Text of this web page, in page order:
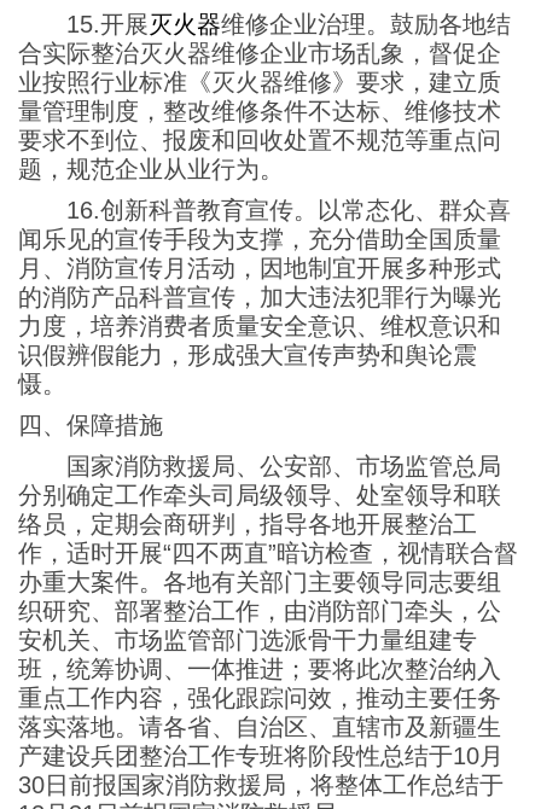
15.开展灭火器维修企业治理。鼓励各地结
合实际整治灭火器维修企业市场乱象，督促企
业按照行业标准《灭火器维修》要求，建立质
量管理制度，整改维修条件不达标、维修技术
要求不到位、报废和回收处置不规范等重点问
题，规范企业从业行为。
16.创新科普教育宣传。以常态化、群众喜
闻乐见的宣传手段为支撑，充分借助全国质量
月、消防宣传月活动，因地制宜开展多种形式
的消防产品科普宣传，加大违法犯罪行为曝光
力度，培养消费者质量安全意识、维权意识和
识假辨假能力，形成强大宣传声势和舆论震
慑。
四、保障措施
国家消防救援局、公安部、市场监管总局
分别确定工作牵头司局级领导、处室领导和联
络员，定期会商研判，指导各地开展整治工
作，适时开展“四不两直”暗访检查，视情联合督
办重大案件。各地有关部门主要领导同志要组
织研究、部署整治工作，由消防部门牵头，公
安机关、市场监管部门选派骨干力量组建专
班，统筹协调、一体推进；要将此次整治纳入
重点工作内容，强化跟踪问效，推动主要任务
落实落地。请各省、自治区、直辖市及新疆生
产建设兵团整治工作专班将阶段性总结于10月
30日前报国家消防救援局，将整体工作总结于